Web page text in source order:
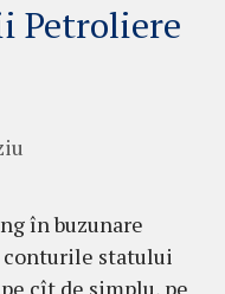
Petroliere
în buzunare
conturile statului
cît de simplu, pe